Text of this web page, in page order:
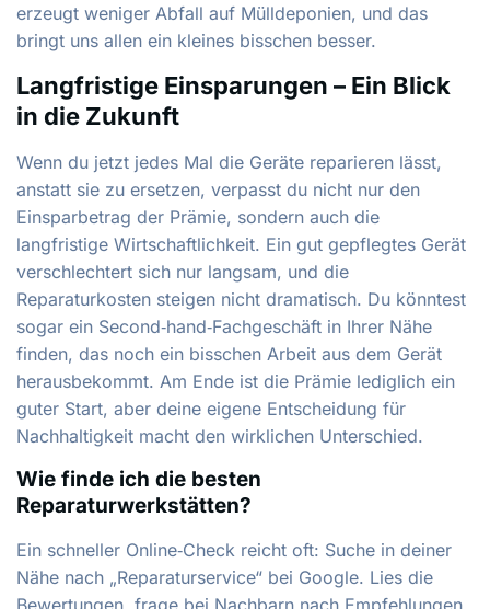
erzeugt weniger Abfall auf Mülldeponien, und das
bringt uns allen ein kleines bisschen besser.
Langfristige Einsparungen – Ein Blick
in die Zukunft
Wenn du jetzt jedes Mal die Geräte reparieren lässt,
anstatt sie zu ersetzen, verpasst du nicht nur den
Einsparbetrag der Prämie, sondern auch die
langfristige Wirtschaftlichkeit. Ein gut gepflegtes Gerät
verschlechtert sich nur langsam, und die
Reparaturkosten steigen nicht dramatisch. Du könntest
sogar ein Second‑hand‑Fachgeschäft in Ihrer Nähe
finden, das noch ein bisschen Arbeit aus dem Gerät
herausbekommt. Am Ende ist die Prämie lediglich ein
guter Start, aber deine eigene Entscheidung für
Nachhaltigkeit macht den wirklichen Unterschied.
Wie finde ich die besten
Reparaturwerkstätten?
Ein schneller Online‑Check reicht oft: Suche in deiner
Nähe nach „Reparaturservice“ bei Google. Lies die
Bewertungen, frage bei Nachbarn nach Empfehlungen,